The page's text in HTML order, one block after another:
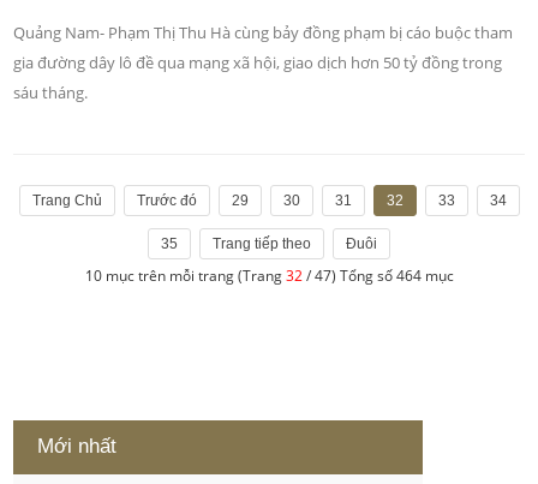
Quảng Nam- Phạm Thị Thu Hà cùng bảy đồng phạm bị cáo buộc tham
gia đường dây lô đề qua mạng xã hội, giao dịch hơn 50 tỷ đồng trong
sáu tháng.
Trang Chủ Trước đó 29 30 31 32 33 34
35 Trang tiếp theo Đuôi
10 mục trên mỗi trang (Trang32/ 47) Tổng số 464 mục
Mới nhất